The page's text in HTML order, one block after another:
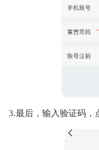
3.最后，输入验证码，